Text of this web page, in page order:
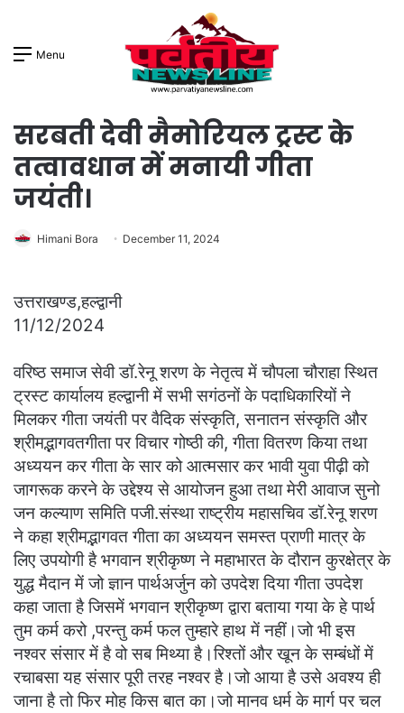
Menu
सरबती देवी मैमोरियल ट्रस्ट के
तत्वावधान में मनायी गीता
जयंती।
Himani Bora December 11, 2024
उत्तराखण्ड,हल्द्वानी
11/12/2024
वरिष्ठ समाज सेवी डॉ.रेनू शरण के नेतृत्व में चौपला चौराहा स्थित
ट्रस्ट कार्यालय हल्द्वानी में सभी सगंठनों के पदाधिकारियों ने
मिलकर गीता जयंती पर वैदिक संस्कृति, सनातन संस्कृति और
श्रीमद्भागवतगीता पर विचार गोष्ठी की, गीता वितरण किया तथा
अध्ययन कर गीता के सार को आत्मसार कर भावी युवा पीढ़ी को
जागरूक करने के उद्देश्य से आयोजन हुआ तथा मेरी आवाज सुनो
जन कल्याण समिति पजी.संस्था राष्ट्रीय महासचिव डॉ.रेनू शरण
ने कहा श्रीमद्भागवत गीता का अध्ययन समस्त प्राणी मात्र के
लिए उपयोगी है भगवान श्रीकृष्ण ने महाभारत के दौरान कुरक्षेत्र के
युद्ध मैदान में जो ज्ञान पार्थअर्जुन को उपदेश दिया गीता उपदेश
कहा जाता है जिसमें भगवान श्रीकृष्ण द्वारा बताया गया के हे पार्थ
तुम कर्म करो ,परन्तु कर्म फल तुम्हारे हाथ में नहीं।जो भी इस
नश्वर संसार में है वो सब मिथ्या है।रिश्तों और खून के सम्बंधों में
रचाबसा यह संसार पूरी तरह नश्वर है।जो आया है उसे अवश्य ही
जाना है तो फिर मोह किस बात का।जो मानव धर्म के मार्ग पर चल